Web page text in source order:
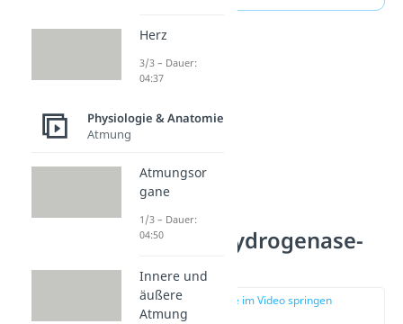
Pyruvatdehydrogenase-
Komplex
zur Stelle im Video springen
Herz
3/3 – Dauer:
04:37
Physiologie & Anatomie
Atmung
Atmungsor
gane
1/3 – Dauer:
04:50
Innere und
äußere
Atmung